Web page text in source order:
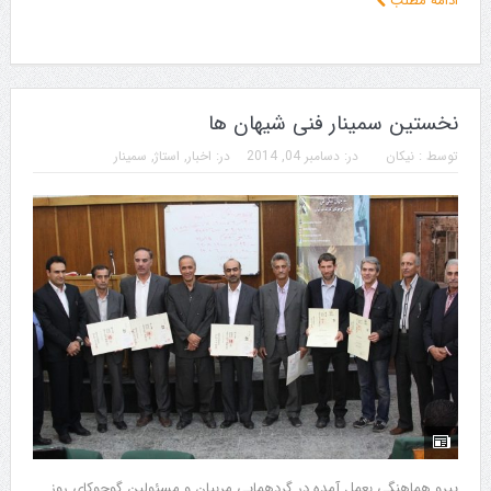
نخستین سمینار فنی شیهان ها
توسط : نیکان در: دسامبر 04, 2014 در: اخبار, استاژ, سمینار